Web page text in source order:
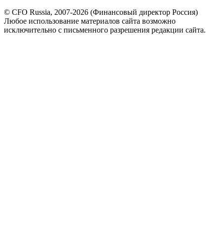
© CFO Russia, 2007-2026 (Финансовый директор Россия)
Любое использование материалов сайта возможно
исключительно с письменного разрешения редакции сайта.